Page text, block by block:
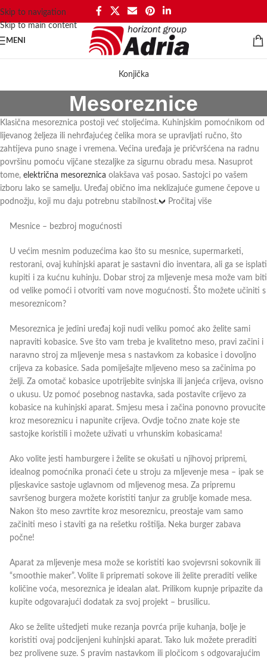
Skip to navigation
Skip to main content
MENI
Konjička
Mesoreznice
Klasična mesoreznica postoji već stoljećima. Kuhinjskim pomoćnikom od
lijevanog željeza ili nehrđajućeg čelika mora se upravljati ručno, što
zahtijeva puno snage i vremena. Većina uređaja je pričvršćena na radnu
površinu pomoću vijčane stezaljke za sigurnu obradu mesa. Nasuprot
tome, električna mesoreznica olakšava vaš posao. Sastojci po vašem
izboru lako se samelju. Uređaj obično ima neklizajuće gumene čepove u
podnožju, koji mu daju potrebnu stabilnost.
Pročitaj više
Mesnice – bezbroj mogućnosti
U većim mesnim poduzećima kao što su mesnice, supermarketi,
restorani, ovaj kuhinjski aparat je sastavni dio inventara, ali ga se isplati
kupiti i za kućnu kuhinju. Dobar stroj za mljevenje mesa može vam biti
od velike pomoći i otvoriti vam nove mogućnosti. Što možete učiniti s
mesoreznicom?
Mesoreznica je jedini uređaj koji nudi veliku pomoć ako želite sami
napraviti kobasice. Sve što vam treba je kvalitetno meso, pravi začini i
naravno stroj za mljevenje mesa s nastavkom za kobasice i dovoljno
crijeva za kobasice. Sada pomiješajte mljeveno meso sa začinima po
želji. Za omotač kobasice upotrijebite svinjska ili janjeća crijeva, ovisno
o ukusu. Uz pomoć posebnog nastavka, sada postavite crijevo za
kobasice na kuhinjski aparat. Smjesu mesa i začina ponovno provucite
kroz mesoreznicu i napunite crijeva. Ovdje točno znate koje ste
sastojke koristili i možete uživati ​​u vrhunskim kobasicama!
Ako volite jesti hamburgere i želite se okušati u njihovoj pripremi,
idealnog pomoćnika pronaći ćete u stroju za mljevenje mesa – ipak se
pljeskavice sastoje uglavnom od mljevenog mesa. Za pripremu
savršenog burgera možete koristiti tanjur za grublje komade mesa.
Nakon što meso zavrtite kroz mesoreznicu, preostaje vam samo
začiniti meso i staviti ga na rešetku roštilja. Neka burger zabava
počne!
Aparat za mljevenje mesa može se koristiti kao svojevrsni sokovnik ili
“smoothie maker”. Volite li pripremati sokove ili želite preraditi velike
količine voća, mesoreznica je idealan alat. Prilikom kupnje pripazite da
kupite odgovarajući dodatak za svoj projekt – brusilicu.
Ako se želite uštedjeti muke rezanja povrća prije kuhanja, bolje je
koristiti ovaj podcijenjeni kuhinjski aparat. Tako luk možete preraditi
bez prolivene suze. S pravim nastavkom ili pločicom s odgovarajućim